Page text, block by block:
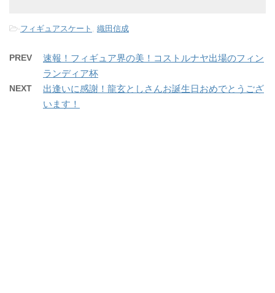
-フィギュアスケート 織田信成
PREV
速報！フィギュア界の美！コストルナヤ出場のフィン
ランディア杯
NEXT
出逢いに感謝！龍玄としさんお誕生日おめでとうござ
います！